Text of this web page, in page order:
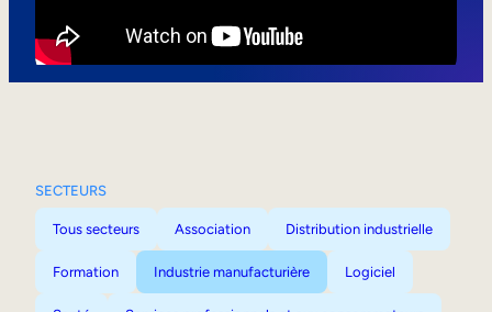
SECTEURS
Tous secteurs Association Distribution industrielle
Formation Industrie manufacturière Logiciel